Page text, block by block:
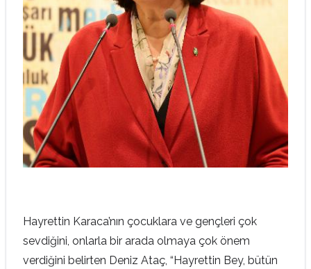
Hayrettin Karaca’nın çocuklara ve gençleri çok
sevdiğini, onlarla bir arada olmaya çok önem
verdiğini belirten Deniz Ataç, “Hayrettin Bey, bütün